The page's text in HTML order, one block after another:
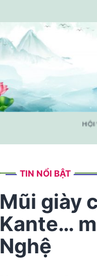
HỘI
TIN NỔI BẬT
Mũi giày
Kante…
Nghệ